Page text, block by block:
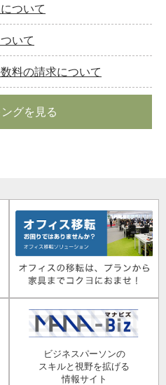
ついて
いて
料の請求について
グを見る
ビジネスパーソンの
スキルと視野を拡げる
情報サイト